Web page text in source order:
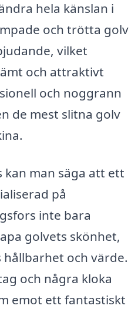
hela känslan i
och trötta golv
vilket
och attraktivt
och noggrann
de mest slitna golv
kan man säga att ett
på
inte bara
golvets skönhet,
och värde.
och några kloka
emot ett fantastiskt